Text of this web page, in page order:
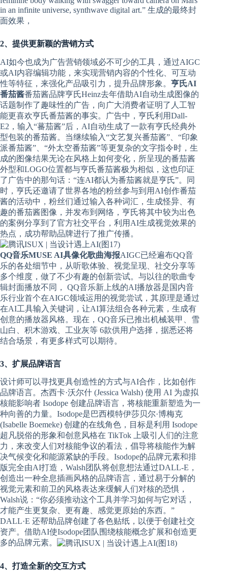
in an infinite universe, synthwave digital art.” 生成的最终封
面效果，
2、提供更新颖的营销方式
AI如今也成为广告营销领域必不可少的工具，通过AIGC
或AI内容编辑功能，来实现营销内容的个性化、可互动
性等特征，来强化产品吸引力，提升品牌形象。 亨氏AI
番茄酱番茄酱品牌亨氏Heinz去年借助AI自动生成图像的
话题制作了趣味性的广告，向广大消费者证明了人工智
能更喜欢亨氏番茄酱的事实。广告中，亨氏利用Dall-
E2，输入“蕃茄酱”后，AI自动生成了一款有亨氏经典外
型包装的番茄酱。当继续输入“文艺复兴番茄酱”、“印象
派番茄酱”、“外太空番茄酱”等更复杂的文字指令时，生
成的图像结果无论在风格上如何变化，所呈现的番茄酱
外型和LOGO位置都与亨氏番茄酱极为相似，这也印证
了广告中的那句话：“连AI都认为番茄酱就是亨氏”。同
时，亨氏还邀请了世界各地的粉丝参与到用AI创作番茄
酱的活动中，粉丝们通过输入各种词汇，生成怪异、有
趣的番茄酱图像，并发布到网络，亨氏将其中较为出色
的案例分享到了官方社交平台，利用AI生成视觉效果的
热点，成功帮助品牌进行了推广传播。
QQ音乐MUSE AI具像化歌曲海报AIGC已经遍布QQ音
乐的各处细节中，从听歌体验、视觉呈现、社交分享等
多个维度，做了不少有趣的创新尝试。与以往的歌曲专
辑封面播放不同， QQ音乐新上线的AI播放器是国内音
乐行业首个在AIGC领域运用的视觉尝试，其原理是通过
在AI工具输入关键词，让AI算法组合各种元素，生成有
创意的播放器风格。现在，QQ音乐已推出机械装甲、雪
山白、积木游戏、工业灰等 6款供用户选择，据悉还将
结合场景，有更多样式可以期待。
3、扩展品牌语言
设计师可以寻找更具创造性的方式与AI合作，比如创作
品牌语言。杰西卡·沃尔什 (Jessica Walsh) 使用 AI 为虚拟
核能影响者 Isodope 创建品牌语言，将核能重新塑造为一
种向善的力量。Isodope是巴西模特伊莎贝尔·博梅克
(Isabelle Boemeke) 创建的在线角色，目标是利用 Isodope
超凡脱俗的形象和创意风格在 TikTok 上吸引人们的注意
力，来改变人们对核能争议的看法，倡导将核能作为解
决气候变化和能源紧缺的手段。Isodope的品牌元素和排
版完全由AI打造，Walsh团队将创意想法通过DALL-E，
创造出一种全息插画风格的品牌语言，通过易于分解的
视觉元素和前卫的风格表达来缓解人们对核的恐惧，
Walsh说：“你必须推动这个工具并学习如何与它对话，
才能产生更复杂、更有趣、感觉更原始的东西。”
DALL·E 还帮助品牌创建了各色贴纸，以便于创建社交
资产。借助AI使Isodope团队围绕核能概念扩展和创造更
多的品牌元素。
4、打造全新的交互方式